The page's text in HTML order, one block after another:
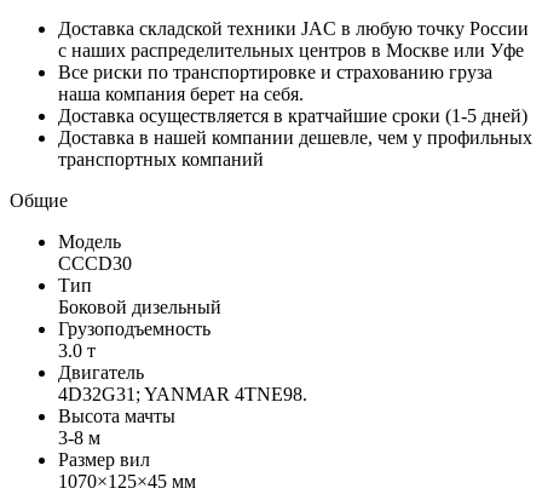
Доставка складской техники JAC в любую точку России
с наших распределительных центров в Москве или Уфе
Все риски по транспортировке и страхованию груза
наша компания берет на себя.
Доставка осуществляется в кратчайшие сроки (1-5 дней)
Доставка в нашей компании дешевле, чем у профильных
транспортных компаний
Общие
Модель
CCCD30
Тип
Боковой дизельный
Грузоподъемность
3.0 т
Двигатель
4D32G31; YANMAR 4TNE98.
Высота мачты
3-8 м
Размер вил
1070×125×45 мм